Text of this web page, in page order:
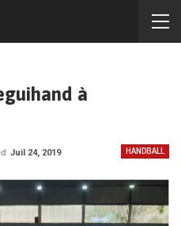
à
HANDBALL
Juil 24, 2019